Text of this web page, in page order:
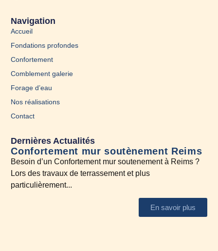
Navigation
Accueil
Fondations profondes
Confortement
Comblement galerie
Forage d’eau
Nos réalisations
Contact
Dernières Actualités
Confortement mur soutènement Reims
Besoin d’un Confortement mur soutenement à Reims ?
Lors des travaux de terrassement et plus
particulièrement...
En savoir plus